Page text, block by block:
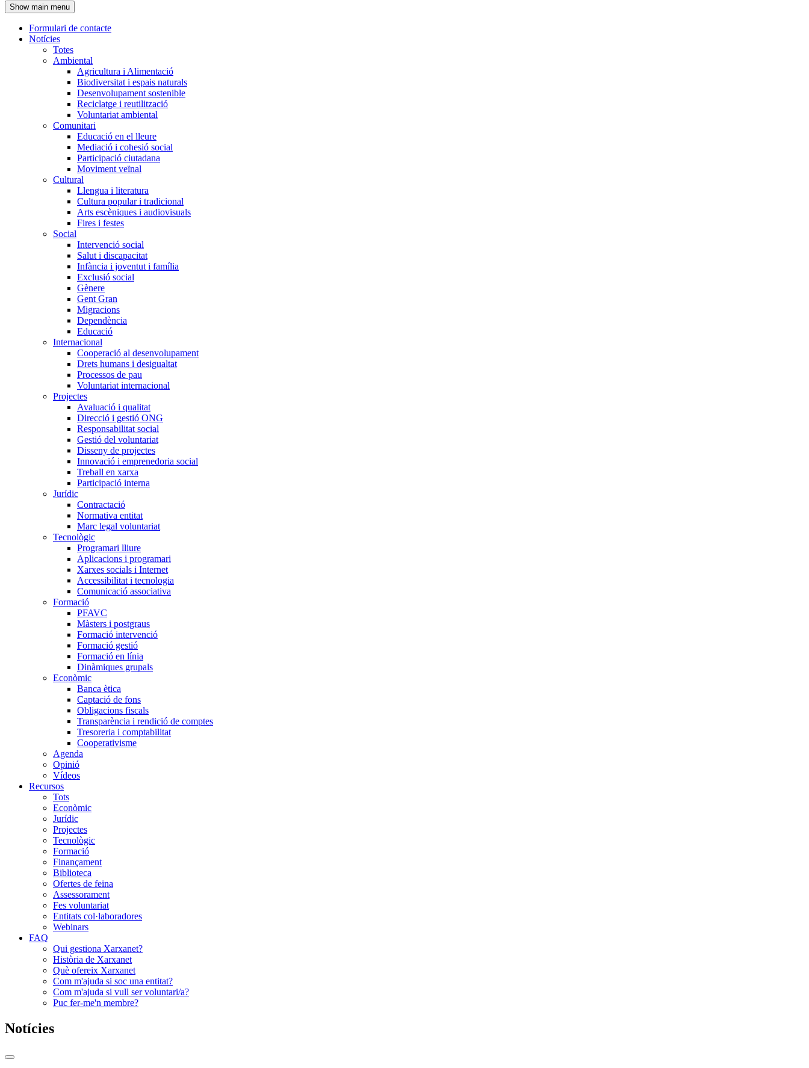
l'encapçalament
Show main menu
Navegació
principal
Formulari de contacte
Notícies
Totes
Ambiental
Agricultura i Alimentació
Biodiversitat i espais naturals
Desenvolupament sostenible
Reciclatge i reutilització
Voluntariat ambiental
Comunitari
Educació en el lleure
Mediació i cohesió social
Participació ciutadana
Moviment veïnal
Cultural
Llengua i literatura
Cultura popular i tradicional
Arts escèniques i audiovisuals
Fires i festes
Social
Intervenció social
Salut i discapacitat
Infància i joventut i família
Exclusió social
Gènere
Gent Gran
Migracions
Dependència
Educació
Internacional
Cooperació al desenvolupament
Drets humans i desigualtat
Processos de pau
Voluntariat internacional
Projectes
Avaluació i qualitat
Direcció i gestió ONG
Responsabilitat social
Gestió del voluntariat
Disseny de projectes
Innovació i emprenedoria social
Treball en xarxa
Participació interna
Jurídic
Contractació
Normativa entitat
Marc legal voluntariat
Tecnològic
Programari lliure
Aplicacions i programari
Xarxes socials i Internet
Accessibilitat i tecnologia
Comunicació associativa
Formació
PFAVC
Màsters i postgraus
Formació intervenció
Formació gestió
Formació en línia
Dinàmiques grupals
Econòmic
Banca ètica
Captació de fons
Obligacions fiscals
Transparència i rendició de comptes
Tresoreria i comptabilitat
Cooperativisme
Agenda
Opinió
Vídeos
Recursos
Tots
Econòmic
Jurídic
Projectes
Tecnològic
Formació
Finançament
Biblioteca
Ofertes de feina
Assessorament
Fes voluntariat
Entitats col·laboradores
Webinars
FAQ
Qui gestiona Xarxanet?
Història de Xarxanet
Què ofereix Xarxanet
Com m'ajuda si soc una entitat?
Com m'ajuda si vull ser voluntari/a?
Puc fer-me'n membre?
Notícies
Commutador